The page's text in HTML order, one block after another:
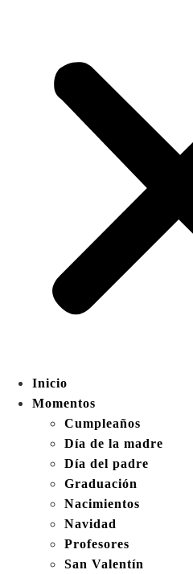
Inicio
Momentos
Cumpleaños
Día de la madre
Día del padre
Graduación
Nacimientos
Navidad
Profesores
San Valentín